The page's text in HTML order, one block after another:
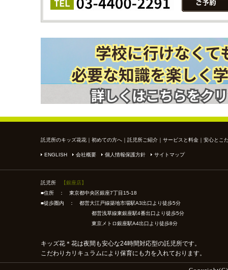
託児所のキッズ花花 ｜ 初めての方へ ｜ 託児所ご紹介 ｜ サービスと料金 ｜ 安心とこ
ENGLISH 会社概要 個人情報保護方針 サイトマップ
託児所
【銀座店】
■住所 ： 東京都中央区銀座7丁目15-18
■徒歩圏内 ： 都営大江戸線築地市場駅A3出口より徒歩5分
都営浅草線東銀座駅4番出口より徒歩5分
東京メトロ銀座駅A4出口より徒歩8分
キッズ花＊花は夜間も安心な24時間対応型の託児所です。
こだわりカリキュラムにより保育にも力を入れております。